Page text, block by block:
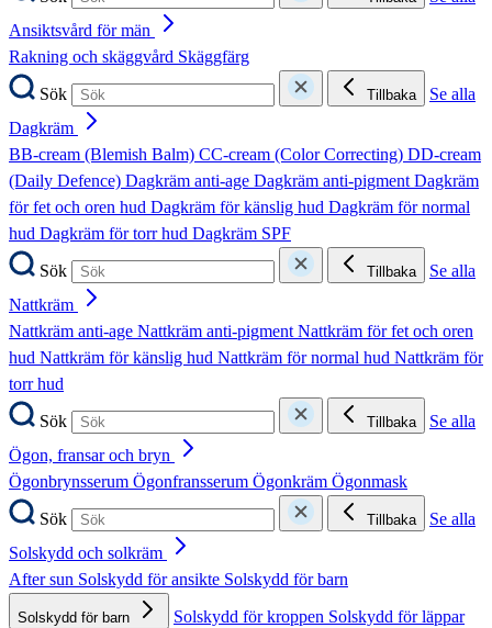
Ansiktsvård för män
Rakning och skäggvård Skäggfärg
Sök
Tillbaka
Se alla
Dagkräm
BB-cream (Blemish Balm) CC-cream (Color Correcting) DD-cream
(Daily Defence) Dagkräm anti-age Dagkräm anti-pigmentDagkräm
för fet och oren hud Dagkräm för känslig hud Dagkräm för normal
hud Dagkräm för torr hud Dagkräm SPF
Sök
Tillbaka
Se alla
Nattkräm
Nattkräm anti-age Nattkräm anti-pigmentNattkräm för fet och oren
hud Nattkräm för känslig hud Nattkräm för normal hud Nattkräm för
torr hud
Sök
Tillbaka
Se alla
Ögon, fransar och bryn
Ögonbrynsserum Ögonfransserum Ögonkräm Ögonmask
Sök
Tillbaka
Se alla
Solskydd och solkräm
After sun Solskydd för ansikte Solskydd för barn
Solskydd för barn Solskydd för kroppen Solskydd för läppar